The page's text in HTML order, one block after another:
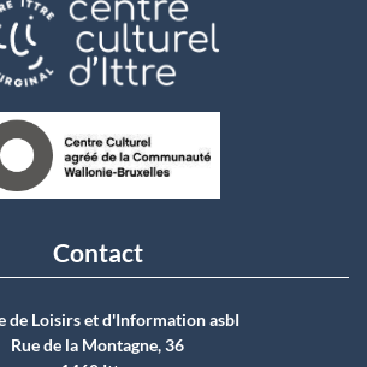
Contact
de Loisirs et d'Information asbI
Rue de la Montagne, 36